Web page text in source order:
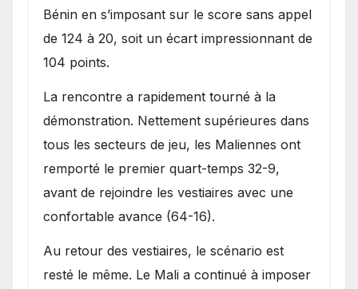
Bénin en s’imposant sur le score sans appel
de 124 à 20, soit un écart impressionnant de
104 points.
La rencontre a rapidement tourné à la
démonstration. Nettement supérieures dans
tous les secteurs de jeu, les Maliennes ont
remporté le premier quart-temps 32-9,
avant de rejoindre les vestiaires avec une
confortable avance (64-16).
Au retour des vestiaires, le scénario est
resté le même. Le Mali a continué à imposer